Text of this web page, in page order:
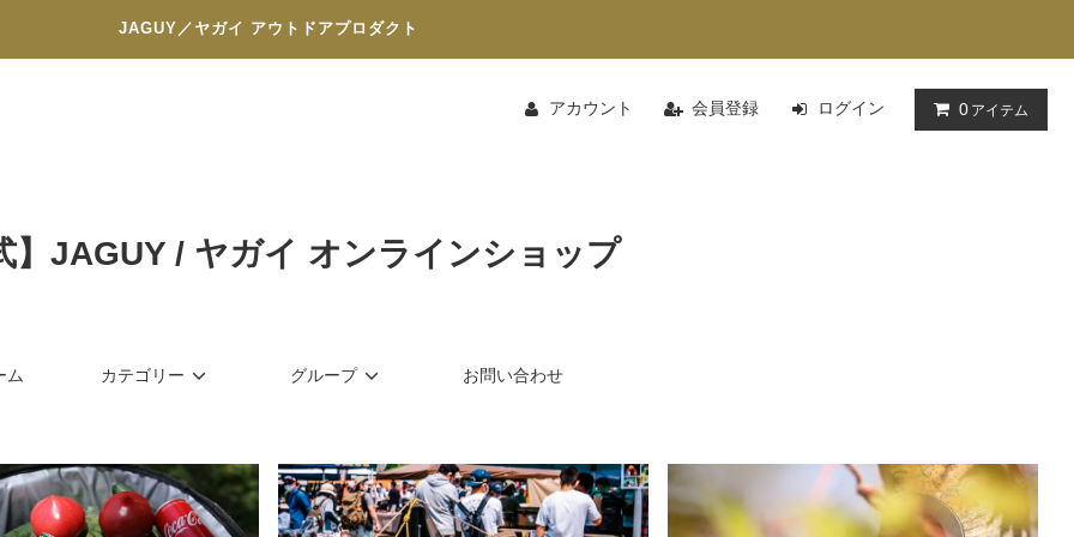
JAGUY／ヤガイ アウトドアプロダクト
アカウント 会員登録 ログイン 0 アイテム
】JAGUY / ヤガイ オンラインショップ
ム カテゴリー グループ お問い合わせ